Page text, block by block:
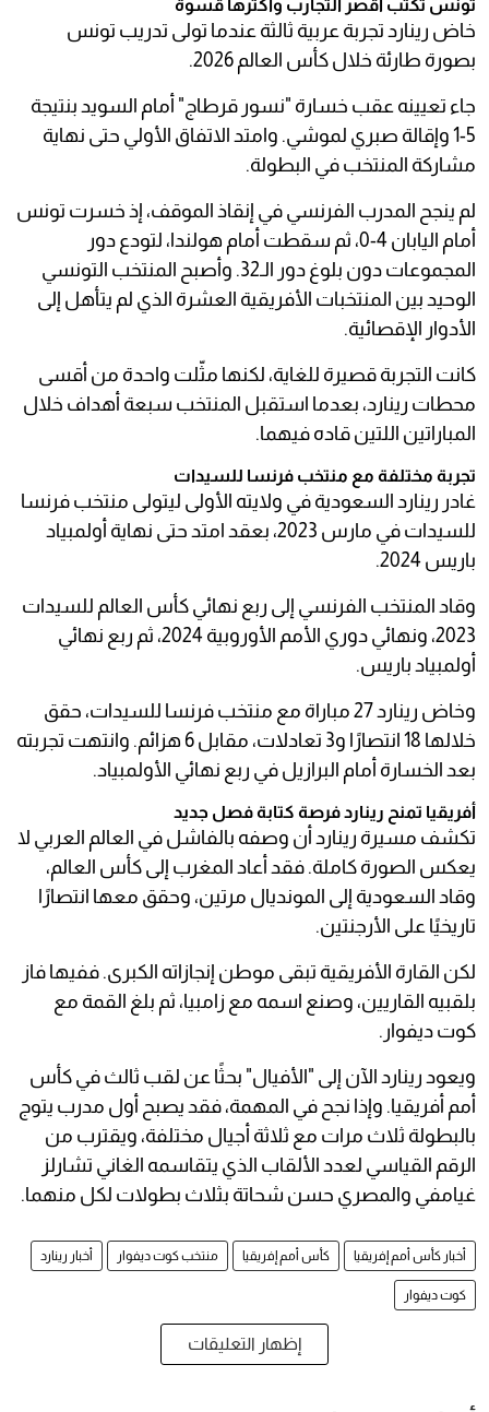
تونس تكتب أقصر التجارب وأكثرها قسوة
خاض رينارد تجربة عربية ثالثة عندما تولى تدريب تونس
بصورة طارئة خلال كأس العالم 2026.
جاء تعيينه عقب خسارة "نسور قرطاج" أمام السويد بنتيجة
5-1 وإقالة صبري لموشي. وامتد الاتفاق الأولي حتى نهاية
مشاركة المنتخب في البطولة.
لم ينجح المدرب الفرنسي في إنقاذ الموقف، إذ خسرت تونس
أمام اليابان 4-0، ثم سقطت أمام هولندا، لتودع دور
المجموعات دون بلوغ دور الـ32. وأصبح المنتخب التونسي
الوحيد بين المنتخبات الأفريقية العشرة الذي لم يتأهل إلى
الأدوار الإقصائية.
كانت التجربة قصيرة للغاية، لكنها مثّلت واحدة من أقسى
محطات رينارد، بعدما استقبل المنتخب سبعة أهداف خلال
المباراتين اللتين قاده فيهما.
تجربة مختلفة مع منتخب فرنسا للسيدات
غادر رينارد السعودية في ولايته الأولى ليتولى منتخب فرنسا
للسيدات في مارس 2023، بعقد امتد حتى نهاية أولمبياد
باريس 2024.
وقاد المنتخب الفرنسي إلى ربع نهائي كأس العالم للسيدات
2023، ونهائي دوري الأمم الأوروبية 2024، ثم ربع نهائي
أولمبياد باريس.
وخاض رينارد 27 مباراة مع منتخب فرنسا للسيدات، حقق
خلالها 18 انتصارًا و3 تعادلات، مقابل 6 هزائم. وانتهت تجربته
بعد الخسارة أمام البرازيل في ربع نهائي الأولمبياد.
أفريقيا تمنح رينارد فرصة كتابة فصل جديد
تكشف مسيرة رينارد أن وصفه بالفاشل في العالم العربي لا
يعكس الصورة كاملة. فقد أعاد المغرب إلى كأس العالم،
وقاد السعودية إلى المونديال مرتين، وحقق معها انتصارًا
تاريخيًا على الأرجنتين.
لكن القارة الأفريقية تبقى موطن إنجازاته الكبرى. ففيها فاز
بلقبيه القاريين، وصنع اسمه مع زامبيا، ثم بلغ القمة مع
كوت ديفوار.
ويعود رينارد الآن إلى "الأفيال" بحثًا عن لقب ثالث في كأس
أمم أفريقيا. وإذا نجح في المهمة، فقد يصبح أول مدرب يتوج
بالبطولة ثلاث مرات مع ثلاثة أجيال مختلفة، ويقترب من
الرقم القياسي لعدد الألقاب الذي يتقاسمه الغاني تشارلز
غيامفي والمصري حسن شحاتة بثلاث بطولات لكل منهما.
أخبار كأس أمم إفريقيا كأس أمم إفريقيا منتخب كوت ديفوار أخبار رينارد
كوت ديفوار
إظهار التعليقات